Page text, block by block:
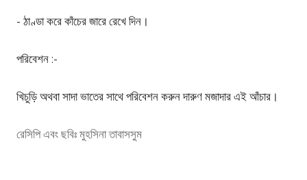
- ঠাণ্ডা করে কাঁচের জারে রেখে দিন ।
পরিবেশন :-
খিচুড়ি অথবা সাদা ভাতের সাথে পরিবেশন করুন দারুণ মজাদার এই আঁচার।
রেসিপি এবং ছবিঃ মুহসিনা তাবাসসুম